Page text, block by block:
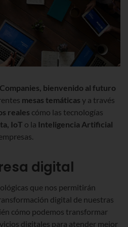
bienvenido al futuro
mesas temáticas y a través
reales cómo las tecnologías
IoT o la Inteligencia Artificial
digital
que nos permitirán
digital de nuestras
cómo podemos transformar
digitales para atender mejor